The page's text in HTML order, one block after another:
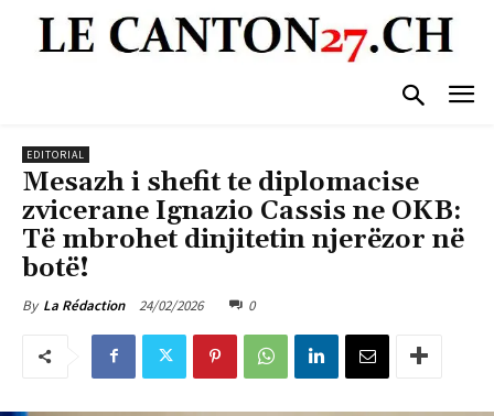
EDITORIAL
Mesazh i shefit te diplomacise
zvicerane Ignazio Cassis ne OKB:
Të mbrohet dinjitetin njerëzor në
botë!
By La Rédaction 24/02/2026 0